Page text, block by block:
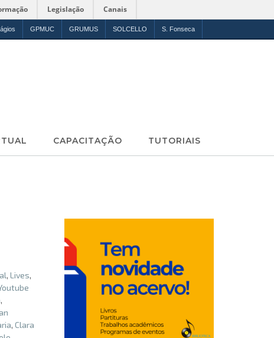
Legislação Canais
GPMUC GRUMUS SOLCELLO S. Fonseca
CAPACITAÇÃO TUTORIAIS
, Lives,
,
, Clara